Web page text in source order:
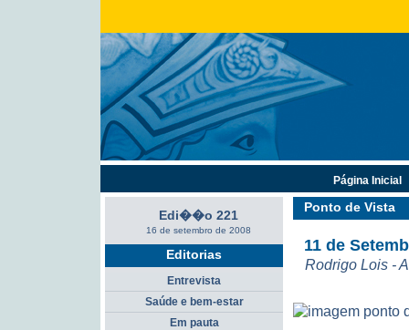
Ponto de Vista
11 de
Rodrigo Lois -
Edi��o 221
16 de setembro de 2008
Editorias
Entrevista
Saúde e bem-estar
Em pauta
Página Inicial